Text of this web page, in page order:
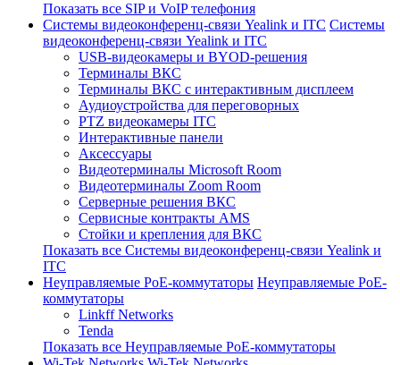
Показать все SIP и VoIP телефония
Системы видеоконференц-связи Yealink и ITC Системы
видеоконференц-связи Yealink и ITC
USB-видеокамеры и BYOD-решения
Терминалы ВКС
Терминалы ВКС с интерактивным дисплеем
Аудиоустройства для переговорных
PTZ видеокамеры ITC
Интерактивные панели
Аксессуары
Видеотерминалы Microsoft Room
Видеотерминалы Zoom Room
Серверные решения ВКС
Сервисные контракты AMS
Стойки и крепления для ВКС
Показать все Системы видеоконференц-связи Yealink и
ITC
Неуправляемые PoE-коммутаторы Неуправляемые PoE-
коммутаторы
Linkff Networks
Tenda
Показать все Неуправляемые PoE-коммутаторы